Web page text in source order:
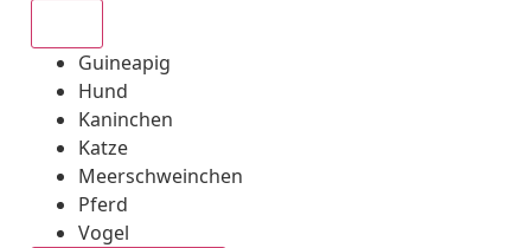
Guineapig
Hund
Kaninchen
Katze
Meerschweinchen
Pferd
Vogel